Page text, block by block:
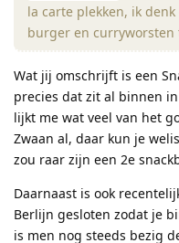
la carte plekken, ik
burger en
Wat jij omschrijft is een
precies dat zit al binnen
lijkt me wat veel van het
Zwaan al, daar kun je
zou raar zijn een 2e
Daarnaast is ook
Berlijn gesloten zodat je
is men nog steeds bezig